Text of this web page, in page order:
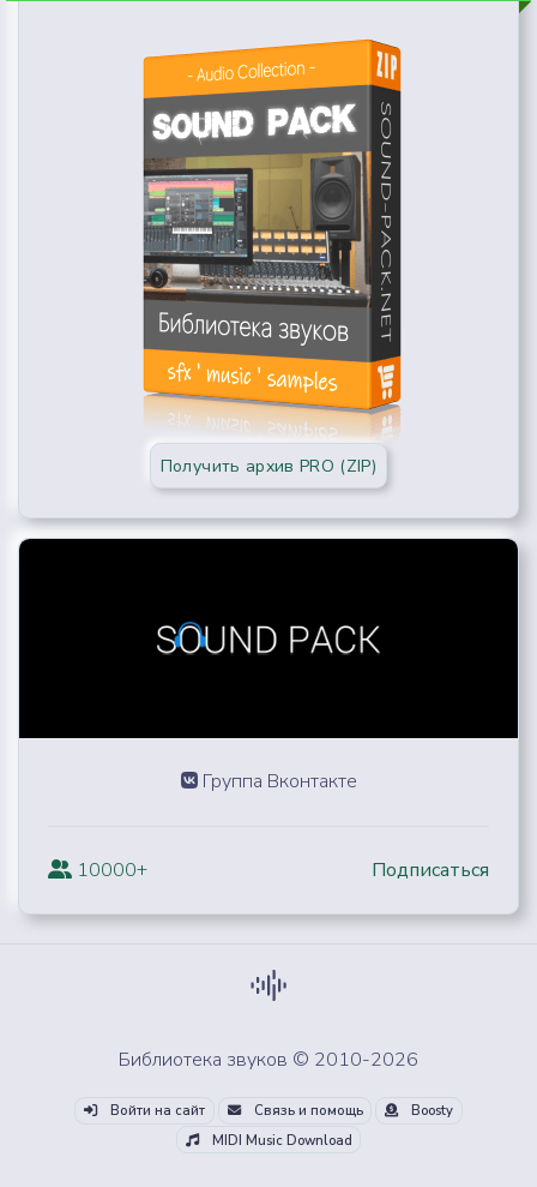
Получить архив PRO (ZIP)
Группа Вконтакте
10000+ Подписаться
Библиотека звуков © 2010-2026
Войти на сайт Связь и помощь
Boosty
MIDI Music Download